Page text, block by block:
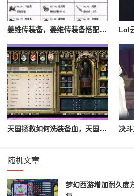
姜维传装备，姜维传装备搭配一览表最新
天国拯救如何洗装备血，天国拯救怎么洗衣服
随机文章
梦幻西游增加耐久度